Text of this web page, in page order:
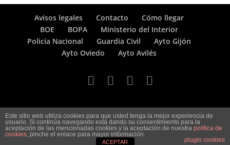
Avisos legales Contacto
Cómo llegar
BOE
BOPA
Ministerio del Interior
Policía Nacional
Guardia Civil
Ayto Gijón
Ayto Oviedo
Ayto Avilés
Este sitio web utiliza cookies para que usted tenga la mejor experiencia de
usuario. Si continúa navegando está dando su consentimiento para la
aceptación de las mencionadas cookies y la aceptación de nuestra política de
cookies, pinche el enlace para mayor información.
plugin cookies
ACEPTAR